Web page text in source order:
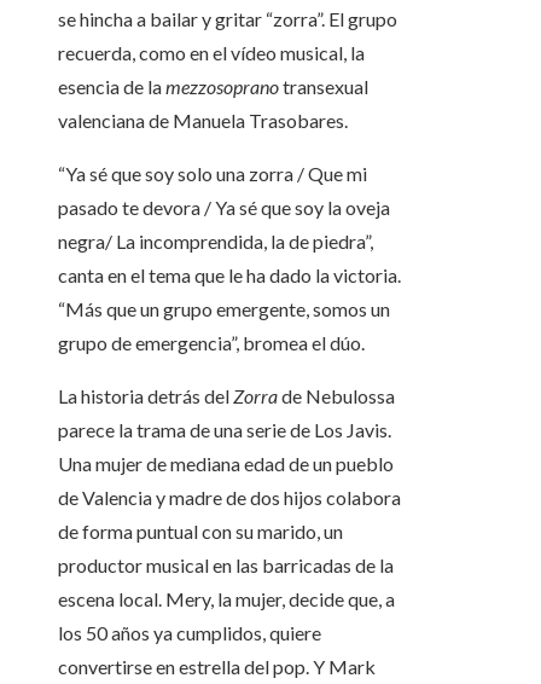
se hincha a bailar y gritar “zorra”. El grupo
recuerda, como en el vídeo musical, la
esencia de lamezzosopranotransexual
valenciana de Manuela Trasobares.
“Ya sé que soy solo una zorra / Que mi
pasado te devora / Ya sé que soy la oveja
negra/ La incomprendida, la de piedra”,
canta en el tema que le ha dado la victoria.
“Más que un grupo emergente, somos un
grupo de emergencia”, bromea el dúo.
La historia detrás delZorrade Nebulossa
parece la trama de una serie de Los Javis.
Una mujer de mediana edad de un pueblo
de Valencia y madre de dos hijos colabora
de forma puntual con su marido, un
productor musical en las barricadas de la
escena local. Mery, la mujer, decide que, a
los 50 años ya cumplidos, quiere
convertirse en estrella del pop. Y Mark